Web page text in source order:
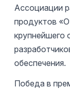
Ассоциации
продуктов
крупнейшего
обеспечения.
Победа в